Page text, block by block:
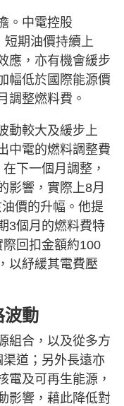
。中電控股
短期油價持續上
應，亦有機會緩步
幅低於國際能源價
調整燃料費。
動較大及緩步上
中電的燃料調整費
下一個月調整，
影響，實際上8月
價的升幅。他提
3個月的燃料費特
回扣金額約100
以紓緩其電費壓
波動
組合，以及從多方
道；另外長遠亦
電及可再生能源，
影響，藉此降低對